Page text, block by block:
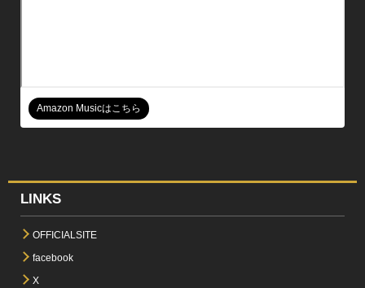
Amazon Musicはこちら
LINKS
OFFICIALSITE
facebook
X